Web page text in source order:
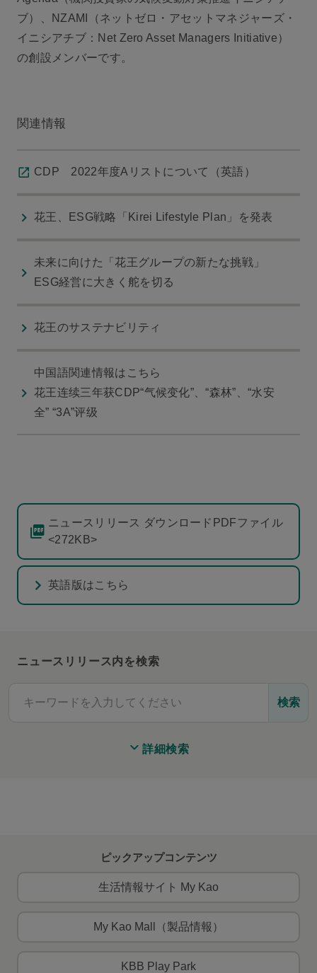
ブ）、NZAMI（ネットゼロ・アセットマネジャーズ・
イニシアチブ：Net Zero Asset Managers Initiative）
の創設メンバーです。
関連情報
CDP 2022年度Aリストについて（英語）
花王、ESG戦略「Kirei Lifestyle Plan」を発表
未来に向けた「花王グループの新たな挑戦」
ESG経営に大きく舵を切る
花王のサステナビリティ
中国語関連情報はこちら
花王连续三年获CDP“气候变化”、“森林”、“水安
全” “3A”评级
ニュースリリース ダウンロードPDFファイル
<272KB>
英語版はこちら
ニュースリリース内を検索
検索
詳細検索
ピックアップコンテンツ
生活情報サイト My Kao
My Kao Mall（製品情報）
KBB Play Park